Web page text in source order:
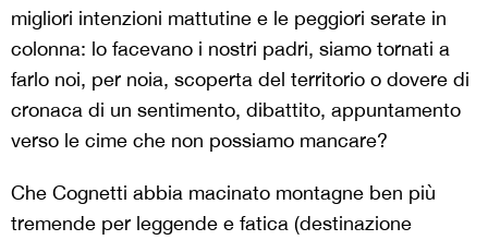
migliori intenzioni mattutine e le peggiori serate in
colonna: lo facevano i nostri padri, siamo tornati a
farlo noi, per noia, scoperta del territorio o dovere di
cronaca di un sentimento, dibattito, appuntamento
verso le cime che non possiamo mancare?
Che Cognetti abbia macinato montagne ben più
tremende per leggende e fatica (destinazione